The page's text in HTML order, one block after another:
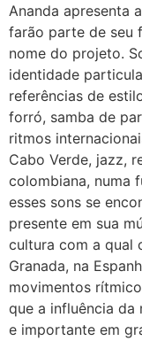
Ananda apresenta
farão parte de seu
nome do projeto.
identidade
referências de
forró, samba de
ritmos
Cabo Verde, jazz,
colombiana, numa
esses sons se
presente em sua
cultura com a qual
Granada, na
movimentos
que a influência
e importante em